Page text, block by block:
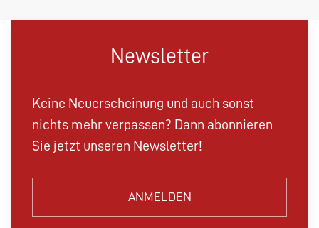
Newsletter
Keine Neuerscheinung und auch sonst
nichts mehr verpassen? Dann abonnieren
Sie jetzt unseren Newsletter!
ANMELDEN